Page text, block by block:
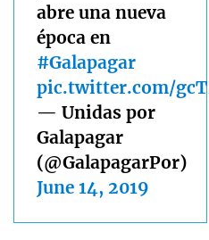
abre una nueva
época en
#Galapagar
pic.twitter.com/
— Unidas por
Galapagar
(@GalapagarPor)
June 14, 2019